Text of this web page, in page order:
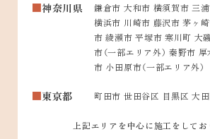
神奈川県
鎌倉市 大和市 横須賀市 三
横浜市 川崎市 藤沢市 茅ヶ
市 綾瀬市 平塚市 寒川町 大
市（一部エリア外） 秦野市
市 小田原市（一部エリア外）
東京都 町田市 世田谷区 目黒区 大
上記エリアを中心に施工をしてお